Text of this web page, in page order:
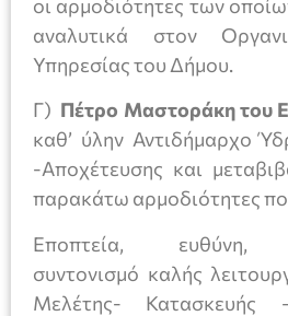
οι αρμοδιότητες των
αναλυτικά στον
Υπηρεσίας του Δήμου.
Γ) Πέτρο Μαστοράκη του
καθ’ ύλην Αντιδήμαρχο
-Αποχέτευσης και
παρακάτω αρμοδιότητες
Εποπτεία, ευθύνη,
συντονισμό καλής
Μελέτης- Κατασκευής